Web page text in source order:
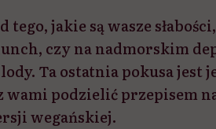
tego, jakie są wasze
czy na nadmorskim
Ta ostatnia pokusa
wami podzielić przepisem
wegańskiej.